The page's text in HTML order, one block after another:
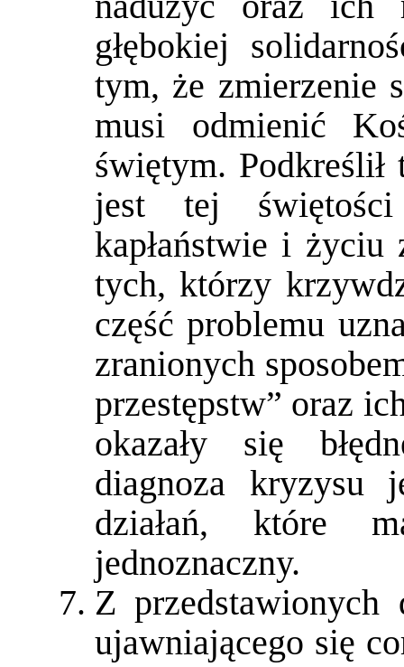
głębokiej
tym, że zmierzenie
musi odmienić
świętym.
jest tej
kapłaństwie i
tych, którzy
część problemu
zranionych
przestępstw” oraz
okazały się
diagnoza kryzysu
działań, które
jednoznaczny.
Z przedstawionych
ujawniającego się